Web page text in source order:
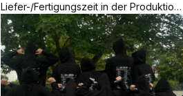
Liefer-/Fertigungszeit in der Produktion
wäre hilfreich. Die Produktion dauerte 7
Werktage (inkl. Samstage und ohne
Express-Produktion), die Lieferung
erfolgte schon am Tag nach der
Fertigstellung der Produktion.